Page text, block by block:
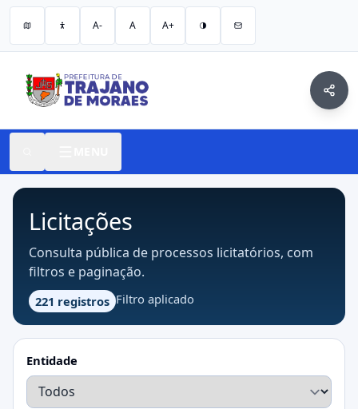
A- A A+
Licitações
Consulta pública de processos licitatórios, com
filtros e paginação.
221 registros Filtro aplicado
Entidade